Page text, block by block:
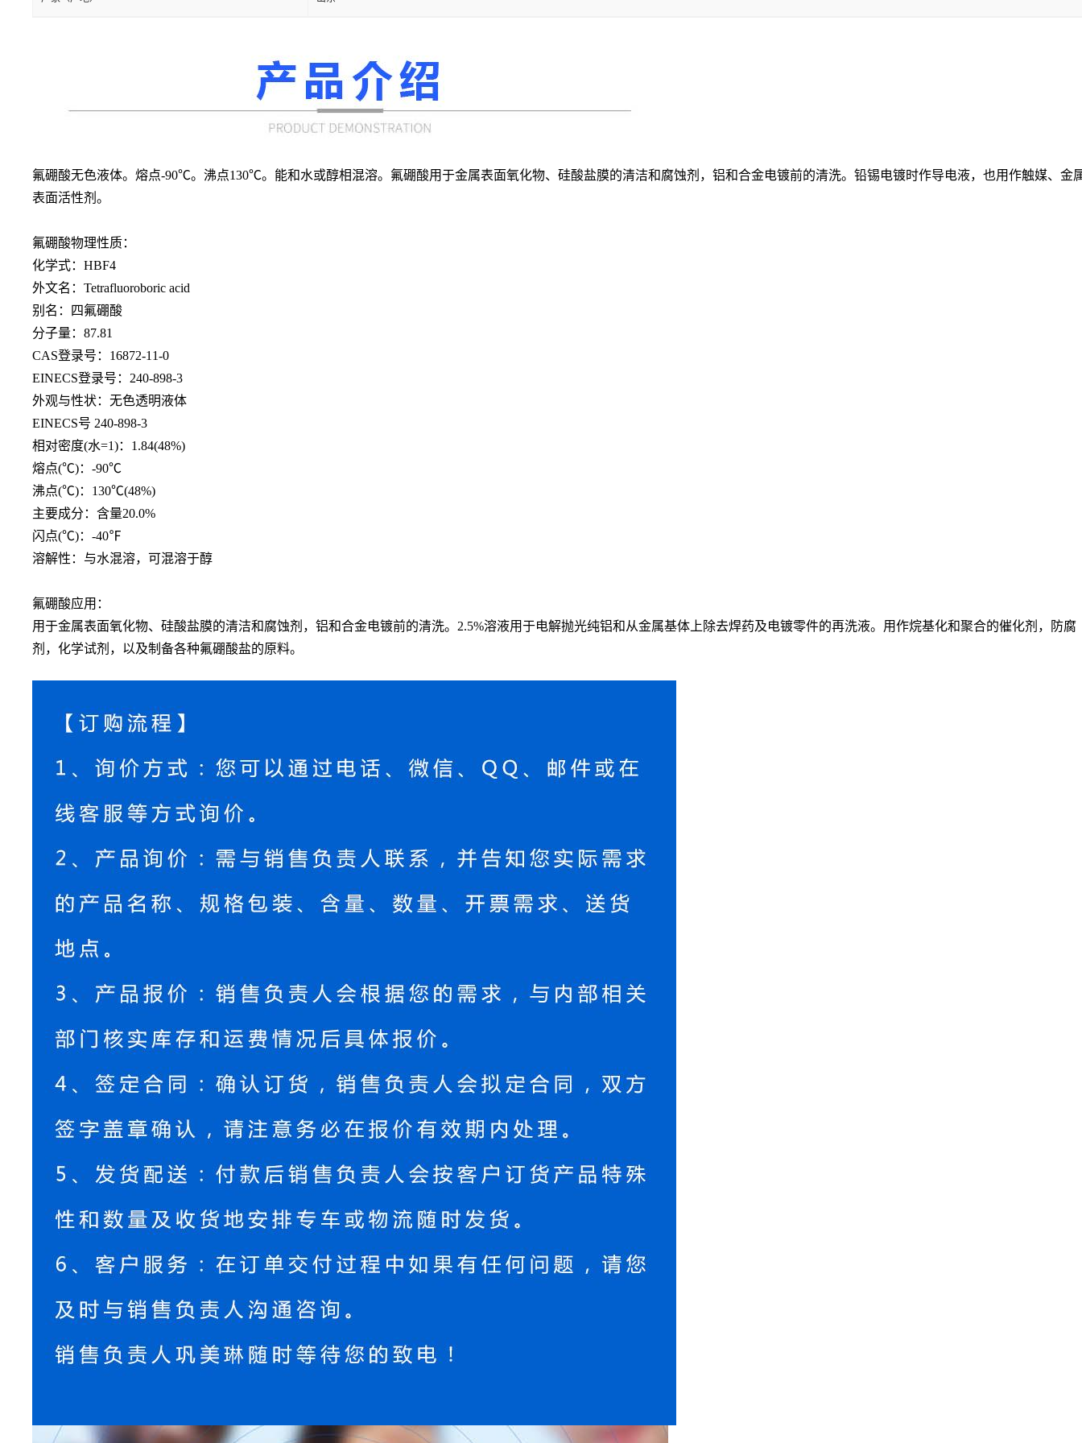
氟硼酸无色液体。熔点-90℃。沸点130℃。能和水或醇相混溶。氟硼酸用于金属表面氧化物、硅酸盐膜的清洁和腐蚀剂，铝和合金电镀前的清洗。铅锡电镀时作导电液，也用作触媒、金
表面活性剂。
氟硼酸物理性质：
化学式： HBF4
外文名： Tetrafluoroboric acid
别名：四氟硼酸
分子量： 87.81
CAS登录号：16872-11-0
EINECS登录号：240-898-3
外观与性状：无色透明液体
EINECS号 240-898-3
相对密度(水=1)：1.84(48%)
熔点(℃)：-90℃
沸点(℃)：130℃(48%)
主要成分：含量20.0%
闪点(℃)：-40℉
溶解性：与水混溶，可混溶于醇
氟硼酸应用：
用于金属表面氧化物、硅酸盐膜的清洁和腐蚀剂，铝和合金电镀前的清洗。 2.5%溶液用于电解抛光纯铝和从金属基体上除去焊药及电镀零件的再洗液。用作烷基化和聚合的催化剂，防腐
剂，化学试剂，以及制备各种氟硼酸盐的原料。